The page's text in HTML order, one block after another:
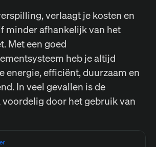
verlaagt je kosten en
minder afhankelijk van het
Met een goed
heb je altijd
energie, efficiënt, duurzaam en
In veel gevallen is de
voordelig door het gebruik van